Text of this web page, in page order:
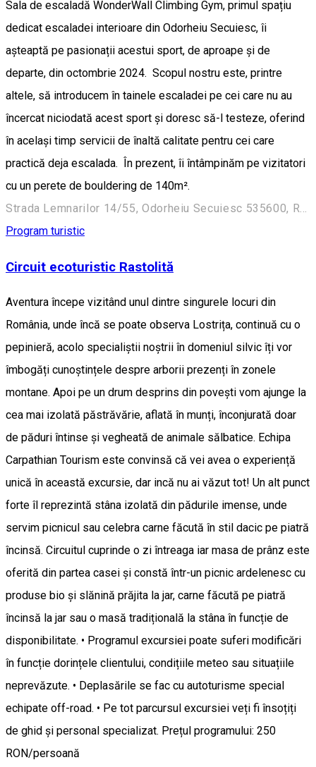
Sala de escaladă WonderWall Climbing Gym, primul spațiu
dedicat escaladei interioare din Odorheiu Secuiesc, îi
așteaptă pe pasionații acestui sport, de aproape și de
departe, din octombrie 2024. Scopul nostru este, printre
altele, să introducem în tainele escaladei pe cei care nu au
încercat niciodată acest sport și doresc să-l testeze, oferind
în același timp servicii de înaltă calitate pentru cei care
practică deja escalada. În prezent, îi întâmpinăm pe vizitatori
cu un perete de bouldering de 140m².
Strada Lemnarilor 14/55, Odorheiu Secuiesc 535600, Romania
Program turistic
Circuit ecoturistic Rastolită
Aventura începe vizitând unul dintre singurele locuri din
România, unde încă se poate observa Lostrița, continuă cu o
pepinieră, acolo specialiștii noștrii în domeniul silvic îți vor
îmbogăți cunoștințele despre arborii prezenți în zonele
montane. Apoi pe un drum desprins din povești vom ajunge la
cea mai izolată păstrăvărie, aflată în munți, înconjurată doar
de păduri întinse și vegheată de animale sălbatice. Echipa
Carpathian Tourism este convinsă că vei avea o experiență
unică în această excursie, dar incă nu ai văzut tot! Un alt punct
forte îl reprezintă stâna izolată din pădurile imense, unde
servim picnicul sau celebra carne făcută în stil dacic pe piatră
încinsă. Circuitul cuprinde o zi întreaga iar masa de prânz este
oferită din partea casei și constă într-un picnic ardelenesc cu
produse bio și slănină prăjita la jar, carne făcută pe piatră
încinsă la jar sau o masă tradițională la stâna în funcție de
disponibilitate. • Programul excursiei poate suferi modificări
în funcție dorințele clientului, condițiile meteo sau situațiile
neprevăzute. • Deplasările se fac cu autoturisme special
echipate off-road. • Pe tot parcursul excursiei veți fi însoțiți
de ghid și personal specializat. Prețul programului: 250
RON/persoană